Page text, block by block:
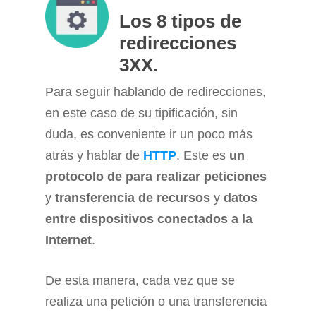
Los 8 tipos de
redirecciones
3XX.
Para seguir hablando de redirecciones,
en este caso de su tipificación, sin
duda, es conveniente ir un poco más
atrás y hablar de HTTP. Este es un
protocolo de para realizar peticiones
y transferencia de recursos y datos
entre dispositivos conectados a la
Internet.
De esta manera, cada vez que se
realiza una petición o una transferencia